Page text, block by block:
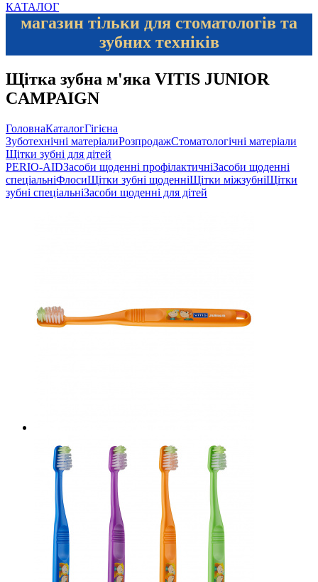
КАТАЛОГ
магазин тільки для стоматологів та
зубних техніків
Щітка зубна м'яка VITIS JUNIOR
CAMPAIGN
ГоловнаКаталогГігієна
Зуботехнічні матеріалиРозпродажСтоматологічні матеріали
Щітки зубні для дітей
PERIO-AIDЗасоби щоденні профілактичніЗасоби щоденні
спеціальніФлосиЩітки зубні щоденніЩітки міжзубніЩітки
зубні спеціальніЗасоби щоденні для дітей